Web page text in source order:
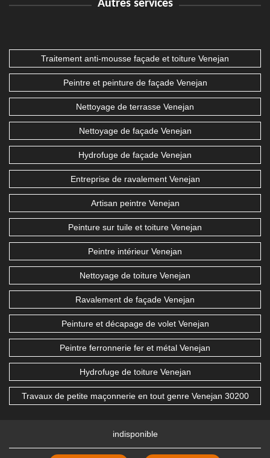
Autres services
Traitement anti-mousse façade et toiture Venejan
Peintre et peinture de façade Venejan
Nettoyage de terrasse Venejan
Nettoyage de façade Venejan
Hydrofuge de façade Venejan
Entreprise de ravalement Venejan
Artisan peintre Venejan
Peinture sur tuile et toiture Venejan
Peintre intérieur Venejan
Nettoyage de toiture Venejan
Ravalement de façade Venejan
Peinture et décapage de volet Venejan
Peintre ferronnerie fer et métal Venejan
Hydrofuge de toiture Venejan
Travaux de petite maçonnerie en tout genre Venejan 30200
indisponible